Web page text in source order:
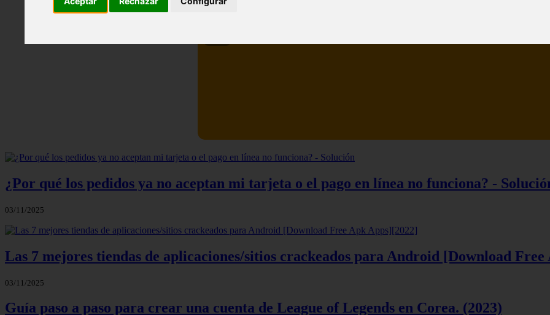
¿Por qué los pedidos ya no aceptan mi tarjeta o el pago en línea no funciona? -
03/11/2025
Las 7 mejores tiendas de aplicaciones/sitios crackeados para Android [Download
03/11/2025
Guía paso a paso para crear una cuenta de League of Legends en Corea. (2023)